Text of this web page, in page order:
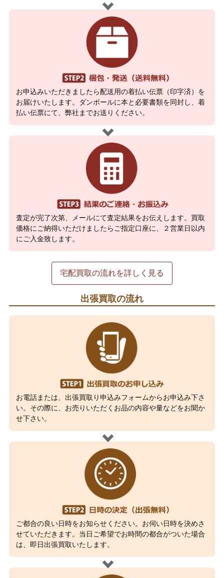
お申込みいただきましたら配送用の着払い伝票（印字済）を
お届けいたします。ダンボールに本と必要書類を同封し、着
払い伝票にて、弊社までお送りください。
査定が完了次第、メールにて査定結果をお伝えします。買取
価格にご納得いただけましたらご指定口座に、２営業日以内
にご入金致します。
宅配買取の流れを詳しく見る
出張買取の流れ
お電話または、出張買取り申込みフォームからお申込み下さ
い。その際に、お売りいただくお品の内容や量などをお聞か
せ下さい。
ご都合の良い日時をお知らせください。お伺い日時を決めさ
せていただきます。当日ご希望でお時間の都合がついた場合
は、即日出張買取いたします。